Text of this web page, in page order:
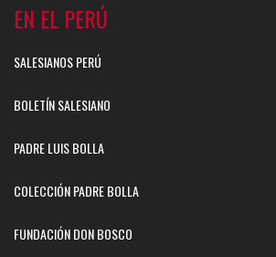
EN EL PERÚ
SALESIANOS PERÚ
BOLETÍN SALESIANO
PADRE LUIS BOLLA
COLECCIÓN PADRE BOLLA
FUNDACIÓN DON BOSCO